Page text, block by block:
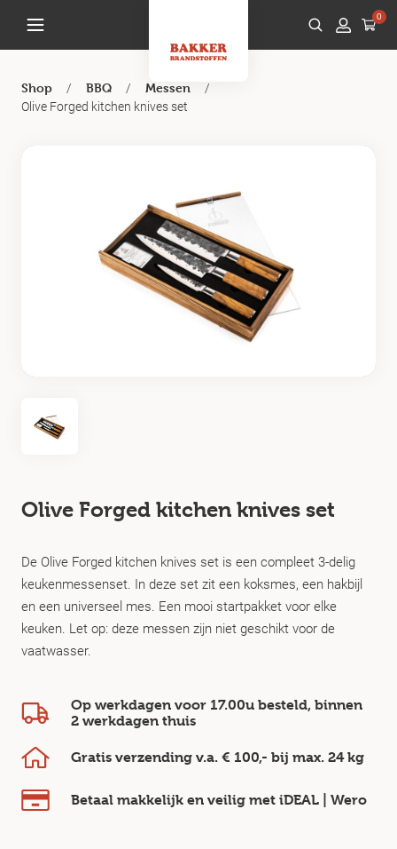
0
Shop / BBQ / Messen
/
Olive Forged kitchen knives set
Olive Forged kitchen knives set
De Olive Forged kitchen knives set is een compleet 3-delig
keukenmessenset. In deze set zit een koksmes, een hakbijl
en een universeel mes. Een mooi startpakket voor elke
keuken. Let op: deze messen zijn niet geschikt voor de
vaatwasser.
Op werkdagen voor 17.00u besteld, binnen
2 werkdagen thuis
Gratis verzending v.a. € 100,- bij max. 24 kg
Betaal makkelijk en veilig met iDEAL | Wero